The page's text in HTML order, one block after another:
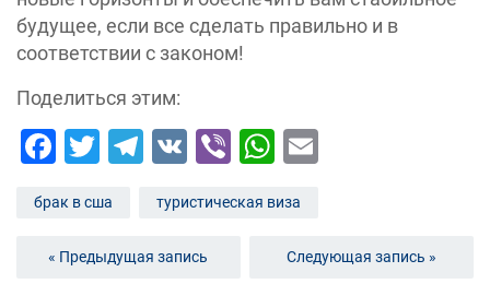
будущее, если все сделать правильно и в
соответствии с законом!
Поделиться этим:
Facebook
Twitter
Telegram
VK ViberWhatsApp
брак в сша туристическая виза
« Предыдущая запись Следующая запись »